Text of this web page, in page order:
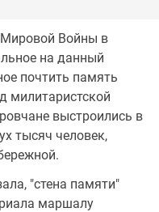
Мировой Войны в
на данный
почтить память
милитаристской
выстроились в
тысяч человек,
"стена памяти"
маршалу